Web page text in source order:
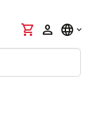
shopping_cart person language